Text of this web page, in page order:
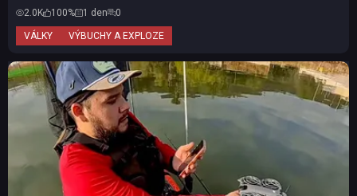
VÁLKY VÝBUCHY A EXPLOZE
další útok n...
2.0K 100% 1 den 0